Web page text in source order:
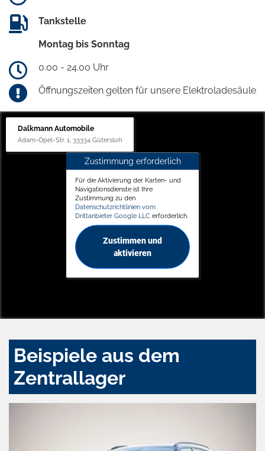
Tankstelle
Montag bis Sonntag
0.00 - 24.00 Uhr
Öffnungszeiten gelten für unsere Elektroladesäule
Dalkmann Automobile
Adam-Opel-Str. 1, 33334 Gütersloh
Zustimmung erforderlich
Für die Aktivierung der Karten- und
Navigationsdienste ist Ihre
Zustimmung zu den
Datenschutzrichtlinien vom
Drittanbieter Google LLC erforderlich.
Zustimmen und
aktivieren
Beispiele aus dem
Zentrallager